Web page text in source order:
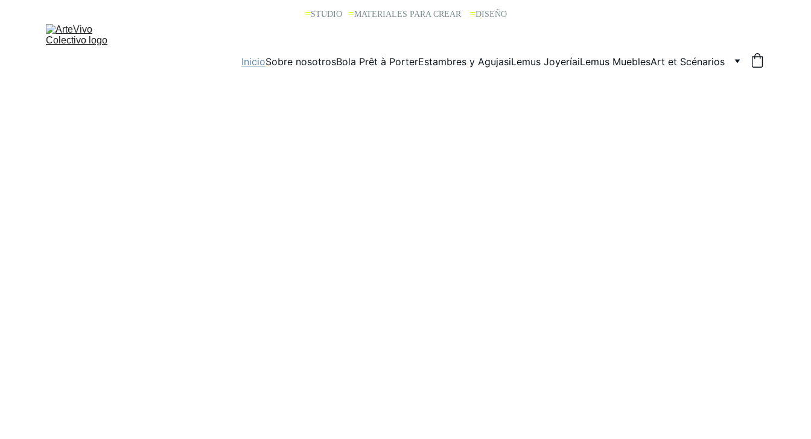
=STUDIO =MATERIALES PARA CREAR =DISEÑO
InicioSobre nosotrosBola Prêt à PorterEstambres y AgujasiLemus JoyeríaiLemus MueblesArt et Scénarios